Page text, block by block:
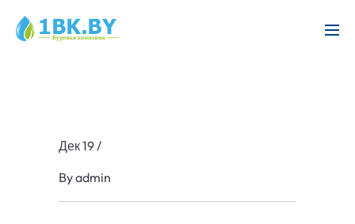
Дек 19/
Byadmin